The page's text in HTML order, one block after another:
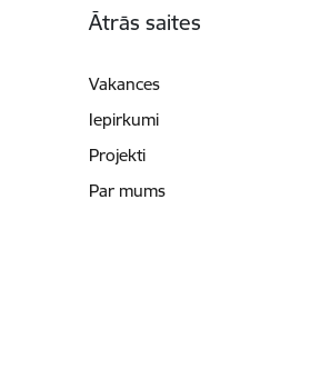
Ātrās saites
Vakances
Iepirkumi
Projekti
Par mums